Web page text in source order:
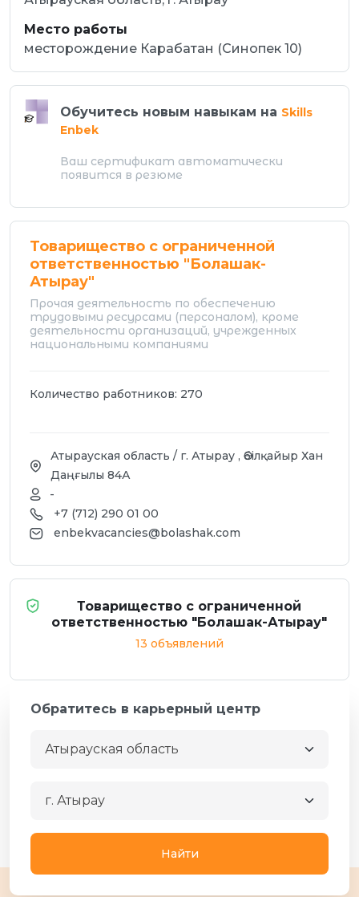
Товарищество с ограниченной
ответственностью "Болашак-Атырау"
13 объявлений
Место работы
месторождение Карабатан (Синопек 10)
Обучитесь новым навыкам на Skills
Enbek
Ваш сертификат автоматически
появится в резюме
Товарищество с ограниченной
ответственностью "Болашак-
Атырау"
Прочая деятельность по обеспечению
трудовыми ресурсами (персоналом), кроме
деятельности организаций, учрежденных
национальными компаниями
Количество работников: 270
Атырауская область / г. Атырау , Әбілқайыр Хан
Даңғылы 84А
-
+7 (712) 290 01 00
enbekvacancies@bolashak.com
Обратитесь в карьерный центр
Атырауская область
г. Атырау
Найти